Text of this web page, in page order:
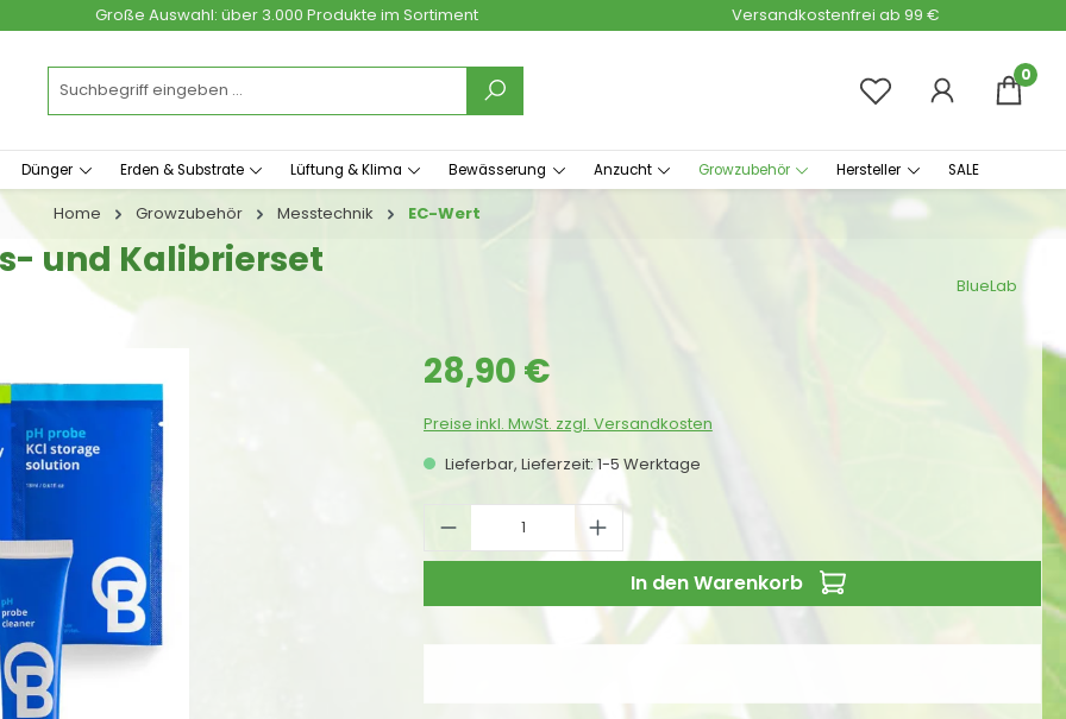
Große Auswahl: über 3.000 Produkte im Sortiment Versandkostenfrei ab 99 €
0
Dünger Erden & Substrate Lüftung & Klima Bewässerung Anzucht Growzubehör Hersteller SALE
Home Growzubehör Messtechnik EC-Wert
und Kalibrierset
BlueLab
Regulärer Preis:
28,90 €
Preise inkl. MwSt. zzgl. Versandkosten
Lieferbar, Lieferzeit: 1-5 Werktage
Produkt Anzahl: Gib den gewünschten
In den Warenkorb